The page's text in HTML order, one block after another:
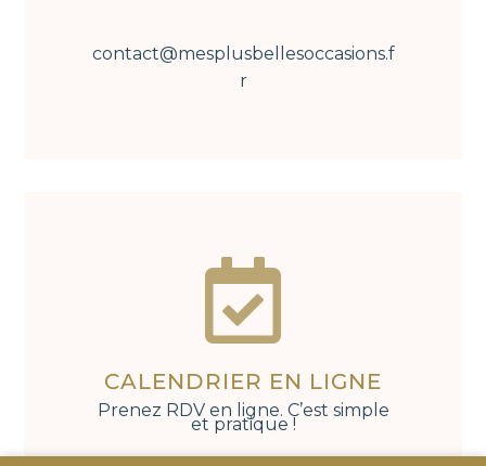
contact@mesplusbellesoccasions.f
r

CALENDRIER EN LIGNE
Prenez RDV en ligne. C’est simple
et pratique !